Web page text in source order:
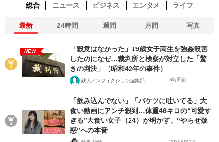
総合 ニュース ビジネス エンタメ ライフ
最新 24時間 週間 月間 写真
NEW
「殺意はなかった」19歳女子高生を強姦殺害
したのになぜ…裁判所と検察が対立した「驚
きの判決」（昭和42年の事件）
鉄人ノンフィクション編集部 3時間前
「飲み込んでない」「バケツに吐いてる」大
食い動画にアンチ殺到…体重46キロの“可愛す
ぎる”大食い女子（24）が明かす、“やらせ疑
惑”への本音